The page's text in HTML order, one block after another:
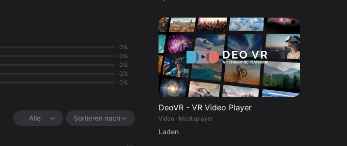
0%
0%
0%
0%
0%
Alle Sortieren nach
DeoVR - VR Video Player
Video · Mediaplayer
Laden